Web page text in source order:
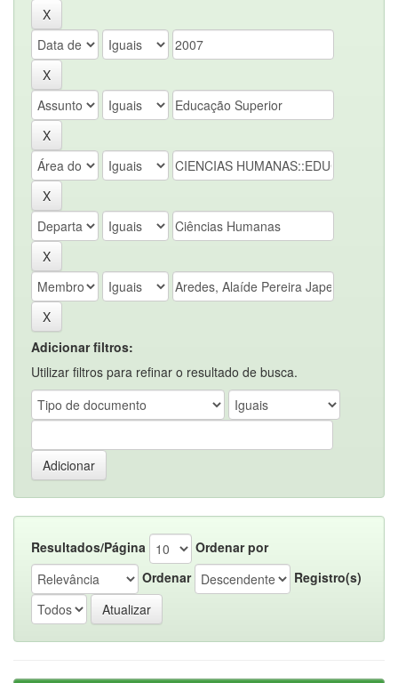
Adicionar filtros:
Utilizar filtros para refinar o resultado de busca.
Resultados/Página
Ordenar por
Ordenar
Registro(s)